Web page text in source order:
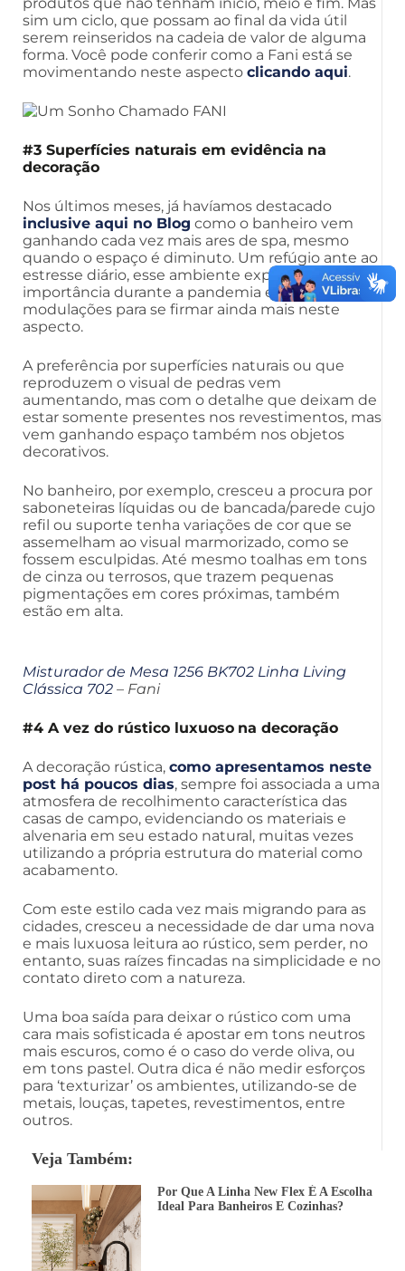
sim um ciclo, que possam ao final da vida útil
serem reinseridos na cadeia de valor de alguma
forma. Você pode conferir como a Fani está se
movimentando neste aspecto clicando aqui.
#3 Superfícies naturais em evidência na
decoração
Nos últimos meses, já havíamos destacado
inclusive aqui no Blog como o banheiro vem
ganhando cada vez mais ares de spa, mesmo
quando o espaço é diminuto. Um refúgio ante ao
estresse diário, esse ambiente explodiu em
importância durante a pandemia e agora ganha
modulações para se firmar ainda mais neste
aspecto.
A preferência por superfícies naturais ou que
reproduzem o visual de pedras vem
aumentando, mas com o detalhe que deixam de
estar somente presentes nos revestimentos, mas
vem ganhando espaço também nos objetos
decorativos.
No banheiro, por exemplo, cresceu a procura por
saboneteiras líquidas ou de bancada/parede cujo
refil ou suporte tenha variações de cor que se
assemelham ao visual marmorizado, como se
fossem esculpidas. Até mesmo toalhas em tons
de cinza ou terrosos, que trazem pequenas
pigmentações em cores próximas, também
estão em alta.
Misturador de Mesa 1256 BK702 Linha Living
Clássica 702 – Fani
#4 A vez do rústico luxuoso na decoração
A decoração rústica, como apresentamos neste
post há poucos dias, sempre foi associada a uma
atmosfera de recolhimento característica das
casas de campo, evidenciando os materiais e
alvenaria em seu estado natural, muitas vezes
utilizando a própria estrutura do material como
acabamento.
Com este estilo cada vez mais migrando para as
cidades, cresceu a necessidade de dar uma nova
e mais luxuosa leitura ao rústico, sem perder, no
entanto, suas raízes fincadas na simplicidade e no
contato direto com a natureza.
Uma boa saída para deixar o rústico com uma
cara mais sofisticada é apostar em tons neutros
mais escuros, como é o caso do verde oliva, ou
em tons pastel. Outra dica é não medir esforços
para ‘texturizar’ os ambientes, utilizando-se de
metais, louças, tapetes, revestimentos, entre
outros.
Veja Também:
Por Que A Linha New Flex É A Escolha
Ideal Para Banheiros E Cozinhas?